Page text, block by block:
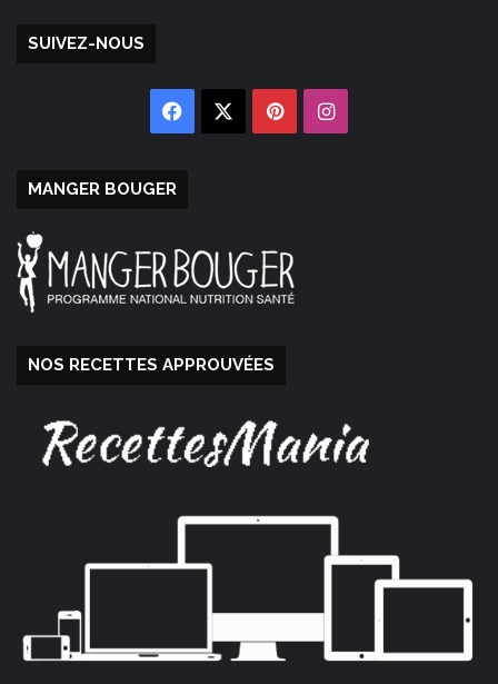
SUIVEZ-NOUS
Facebook PinterestInstagram
MANGER BOUGER
NOS RECETTES APPROUVÉES